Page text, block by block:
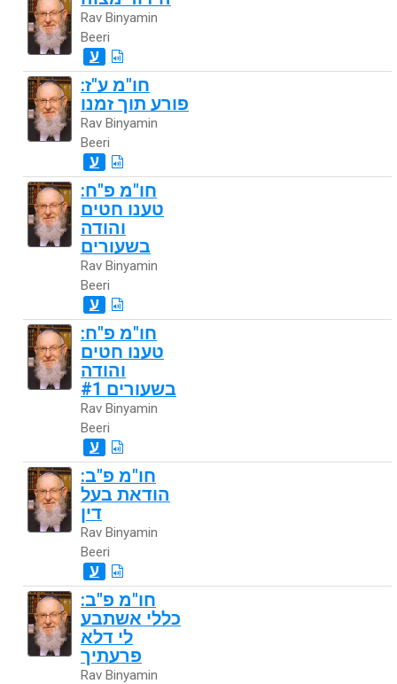
Rav Binyamin
Beeri
ע
חו"מ ע"ז:
פורע תוך זמנו
Rav Binyamin
Beeri
ע
חו"מ פ"ח:
טענו חטים
והודה
בשעורים
Rav Binyamin
Beeri
ע
חו"מ פ"ח:
טענו חטים
והודה
בשעורים #1
Rav Binyamin
Beeri
ע
חו"מ פ"ב:
הודאת בעל
דין
Rav Binyamin
Beeri
ע
חו"מ פ"ב:
כללי אשתבע
לי דלא
פרעתיך
Rav Binyamin